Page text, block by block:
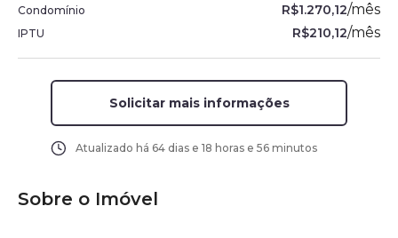
Condomínio R$1.270,12/mês
IPTU R$210,12/mês
Solicitar mais informações
Atualizado há 64 dias e 18 horas e 56 minutos
Sobre o Imóvel